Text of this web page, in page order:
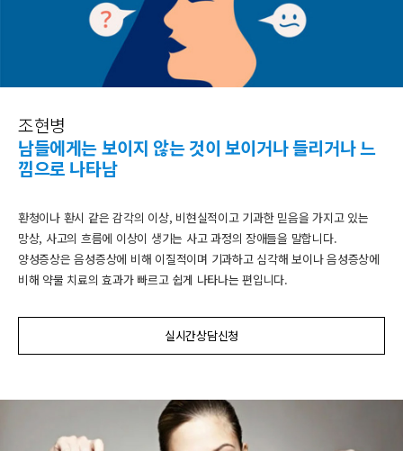
조현병
남들에게는 보이지 않는 것이 보이거나 들리거나 느
낌으로 나타남
환청이나 환시 같은 감각의 이상, 비현실적이고 기과한 믿음을 가지고 있는
망상, 사고의 흐름에 이상이 생기는 사고 과정의 장애들을 말합니다.
양성증상은 음성증상에 비해 이질적이며 기과하고 심각해 보이나 음성증상에
비해 약물 치료의 효과가 빠르고 쉽게 나타나는 편입니다.
실시간상담신청